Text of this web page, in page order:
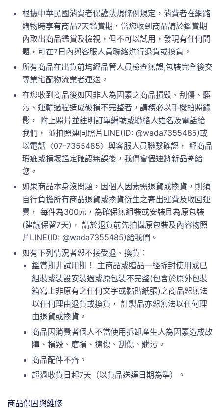
根據中華民國消費者保護法規條例規定，消費者在網路
購物時享有商品7天鑑賞期，當您收到商品請於鑑賞期
內取出商品鑑賞及檢視，但不可以試用，發現有任何問
題，可在7日內與客服人員聯絡進行退貨或換貨。
所有商品在出貨前均經品管人員檢查無誤,包裝完全後交
專業宅配物流業者運送。
在您收到商品後如因非人為因素之商品損毀、刮傷、髒
污、運輸過程造成破損不完整者，請務必以手機拍照錄
影， 附上照片並註明訂單編號或聯絡人姓名及電話給
我們， 並拍照連同照片LINE(ID: @wada7355485)或
以電話〈07-7355485〉與客服人員聯繫確認， 經商品
瑕疵或損壞鑑定確認無誤後，我們會儘速將新品寄給
您。
如果商品本身沒問題，因個人因素需退貨或換貨，則須
自行負擔所有商品退貨或換貨衍生之寄出運費及收回運
費， 每件為300元，為確保無組裝或安裝且為原包裝
(建議保留7天)， 請於退貨前先拍攝原包裝及內容物照
片LINE(ID: @wada7355485)給我們。
如有下列情況者恕不接受退、換貨：
鑑賞期非試用期！ 主商品或贈品一經拆封使用或已
組裝或裝設安裝過或原包裝不完整(包含於原外包裝
箱寫上非原有之任何文字或黏貼紙張)之商品恕無法
以任何理由退貨或換貨， 訂製品亦恕無法以任何理
由退貨或換貨。
商品因消費者個人不當使用拆卸產生人為因素造成故
障、損毀、磨損、擦傷、刮傷、髒污。
商品配件不齊。
超過收貨日起7天（以貨品送達日期為準）。
商品保固與維修